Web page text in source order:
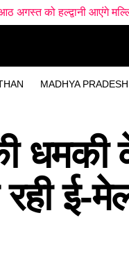
MADHYA PRADESH
मल्लिकार्जुन खरगे, चुनावी
धमकी
ई-